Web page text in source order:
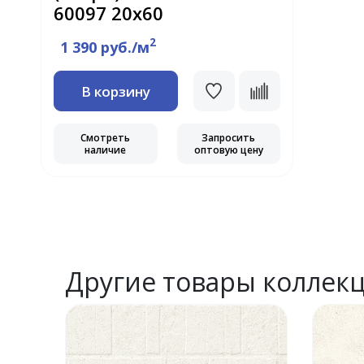
60097 20х60
1 390 руб./м2
В корзину
Смотреть
наличие
Запросить
оптовую цену
Другие товары